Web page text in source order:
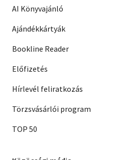
AI Könyvajánló
Ajándékkártyák
Bookline Reader
Előfizetés
Hírlevél feliratkozás
Törzsvásárlói program
TOP 50